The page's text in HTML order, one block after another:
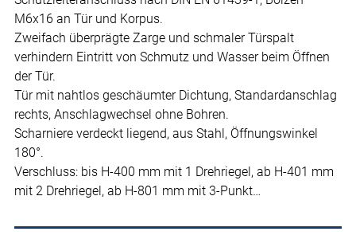
M6x16 an Tür und Korpus.
Zweifach überprägte Zarge und schmaler Türspalt
verhindern Eintritt von Schmutz und Wasser beim Öffnen
der Tür.
Tür mit nahtlos geschäumter Dichtung, Standardanschlag
rechts, Anschlagwechsel ohne Bohren.
Scharniere verdeckt liegend, aus Stahl, Öffnungswinkel
180°.
Verschluss: bis H-400 mm mit 1 Drehriegel, ab H-401 mm
mit 2 Drehriegel, ab H-801 mm mit 3-Punkt…